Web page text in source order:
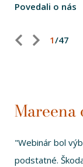
1/47
Povedali o nás
Mareena
"Webinár bol
podstatné.
Predchádzajúci
Nasledujúci